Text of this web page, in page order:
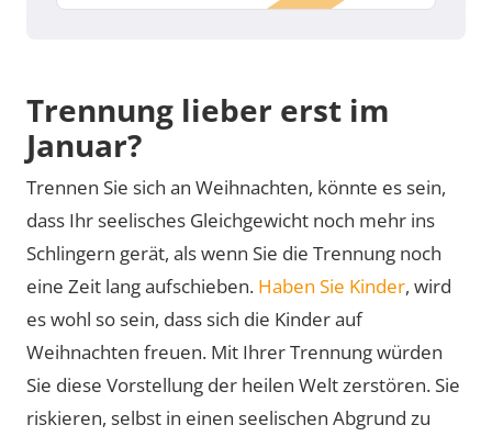
Trennung lieber erst im
Januar?
Trennen Sie sich an Weihnachten, könnte es sein,
dass Ihr seelisches Gleichgewicht noch mehr ins
Schlingern gerät, als wenn Sie die Trennung noch
eine Zeit lang aufschieben. Haben Sie Kinder, wird
es wohl so sein, dass sich die Kinder auf
Weihnachten freuen. Mit Ihrer Trennung würden
Sie diese Vorstellung der heilen Welt zerstören. Sie
riskieren, selbst in einen seelischen Abgrund zu